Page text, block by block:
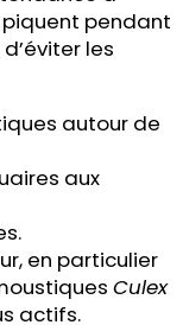
piquent pendant
les
autour de
aux
en particulier
Culex
actifs.